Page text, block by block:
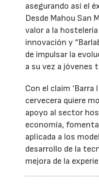
asegurando así el
Desde Mahou San
valor a la
innovación y
de impulsar la
a su vez a jóvenes
Con el claim ‘Barra
cervecera quiere
apoyo al sector
economía,
aplicada a los
desarrollo de la
mejora de la